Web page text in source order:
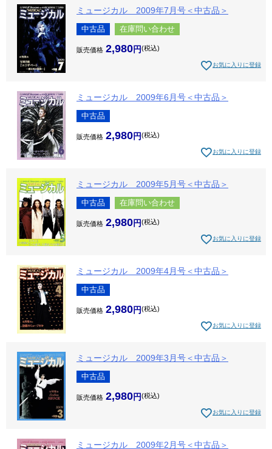
ミュージカル 2009年7月号＜中古品＞
中古品 在庫問い合わせ
販売価格 2,980 税込
お気に入りに登録
ミュージカル 2009年6月号＜中古品＞
中古品
販売価格 2,980 税込
お気に入りに登録
ミュージカル 2009年5月号＜中古品＞
中古品 在庫問い合わせ
販売価格 2,980 税込
お気に入りに登録
ミュージカル 2009年4月号＜中古品＞
中古品
販売価格 2,980 税込
お気に入りに登録
ミュージカル 2009年3月号＜中古品＞
中古品
販売価格 2,980 税込
お気に入りに登録
ミュージカル 2009年2月号＜中古品＞